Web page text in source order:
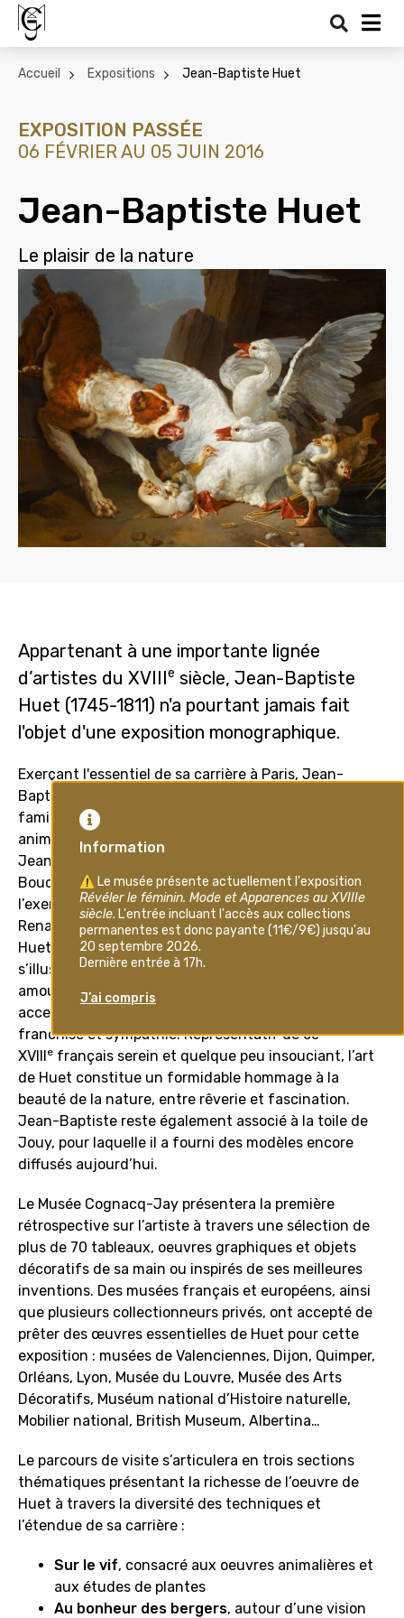
Accueil Expositions Jean-Baptiste Huet
EXPOSITION PASSÉE
06 FÉVRIER AU 05 JUIN 2016
Jean-Baptiste Huet
Le plaisir de la nature
Appartenant à une importante lignée
d’artistes du XVIIIe siècle, Jean-Baptiste
Huet (1745-1811) n'a pourtant jamais fait
l'objet d'une exposition monographique.
Exerçant l'essentiel de sa carrière à Paris, Jean-
Baptiste Huet se forme d'abord dans son milieu
familial. Il reçoit ensuite l'enseignement du peintre
animalier Charles Dagomer et les entouragements de
Jean-Baptiste Leprince, un talentueux élève de
Boucher. Son œuvre sera également nourrie par
l’exemple de la peinture italienne et flamande de la
Renaissance ou du baroque. Riche de ces influences,
Huet développe un style naturaliste et gracieux. Il
s’illustre avec bonheur dans les pastorales narrant les
amours tendres des bergers, des paysages aux
accents poétiques et les sujets animaliers avec
franchise et sympathie. Représentatif de ce
XVIIIe français serein et quelque peu insouciant, l’art
de Huet constitue un formidable hommage à la
beauté de la nature, entre rêverie et fascination.
Jean-Baptiste reste également associé à la toile de
Jouy, pour laquelle il a fourni des modèles encore
diffusés aujourd’hui.
Le Musée Cognacq-Jay présentera la première
rétrospective sur l’artiste à travers une sélection de
plus de 70 tableaux, oeuvres graphiques et objets
décoratifs de sa main ou inspirés de ses meilleures
inventions. Des musées français et européens, ainsi
que plusieurs collectionneurs privés, ont accepté de
prêter des œuvres essentielles de Huet pour cette
exposition : musées de Valenciennes, Dijon, Quimper,
Orléans, Lyon, Musée du Louvre, Musée des Arts
Décoratifs, Muséum national d’Histoire naturelle,
Mobilier national, British Museum, Albertina…
Le parcours de visite s’articulera en trois sections
thématiques présentant la richesse de l’oeuvre de
Huet à travers la diversité des techniques et
l’étendue de sa carrière :
Sur le vif, consacré aux oeuvres animalières et
aux études de plantes
Au bonheur des bergers, autour d’une vision